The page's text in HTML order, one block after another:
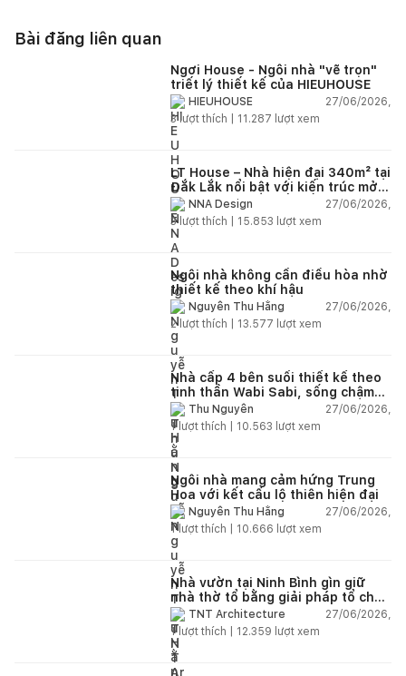
Bài đăng liên quan
Ngơi House - Ngôi nhà "vẽ trọn"
triết lý thiết kế của HIEUHOUSE
HIEUHOUSE
27/06/2026,
3lượt thích | 11.287 lượt xem
LT House – Nhà hiện đại 340m² tại
Đắk Lắk nổi bật với kiến trúc mở
và hệ sân vườn kết nối thiên
nhiên
NNA Design
27/06/2026,
3lượt thích | 15.853 lượt xem
Ngôi nhà không cần điều hòa nhờ
thiết kế theo khí hậu
Nguyễn Thu Hằng
27/06/2026,
2lượt thích | 13.577 lượt xem
Nhà cấp 4 bên suối thiết kế theo
tinh thần Wabi Sabi, sống chậm
giữa thiên nhiên
Thu Nguyễn
27/06/2026,
1lượt thích | 10.563 lượt xem
Ngôi nhà mang cảm hứng Trung
Hoa với kết cấu lộ thiên hiện đại
Nguyễn Thu Hằng
27/06/2026,
1lượt thích | 10.666 lượt xem
Nhà vườn tại Ninh Bình gìn giữ
nhà thờ tổ bằng giải pháp tổ chức
lại không gian
TNT Architecture
27/06/2026,
1lượt thích | 12.359 lượt xem